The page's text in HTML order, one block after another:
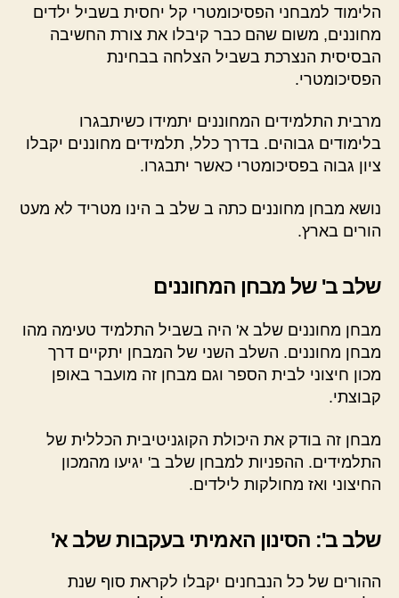
הלימוד למבחני הפסיכומטרי קל יחסית בשביל ילדים
מחוננים, משום שהם כבר קיבלו את צורת החשיבה
הבסיסית הנצרכת בשביל הצלחה בבחינת
הפסיכומטרי.
מרבית התלמידים המחוננים יתמידו כשיתבגרו
בלימודים גבוהים. בדרך כלל, תלמידים מחוננים יקבלו
ציון גבוה בפסיכומטרי כאשר יתבגרו.
נושא מבחן מחוננים כתה ב שלב ב הינו מטריד לא מעט
הורים בארץ.
שלב ב' של מבחן המחוננים
מבחן מחוננים שלב א' היה בשביל התלמיד טעימה מהו
מבחן מחוננים. השלב השני של המבחן יתקיים דרך
מכון חיצוני לבית הספר וגם מבחן זה מועבר באופן
קבוצתי.
מבחן זה בודק את היכולת הקוגניטיבית הכללית של
התלמידים. ההפניות למבחן שלב ב' יגיעו מהמכון
החיצוני ואז מחולקות לילדים.
שלב ב': הסינון האמיתי בעקבות שלב א'
ההורים של כל הנבחנים יקבלו לקראת סוף שנת